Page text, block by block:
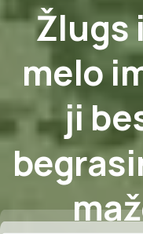
Žlugs
melo
ji